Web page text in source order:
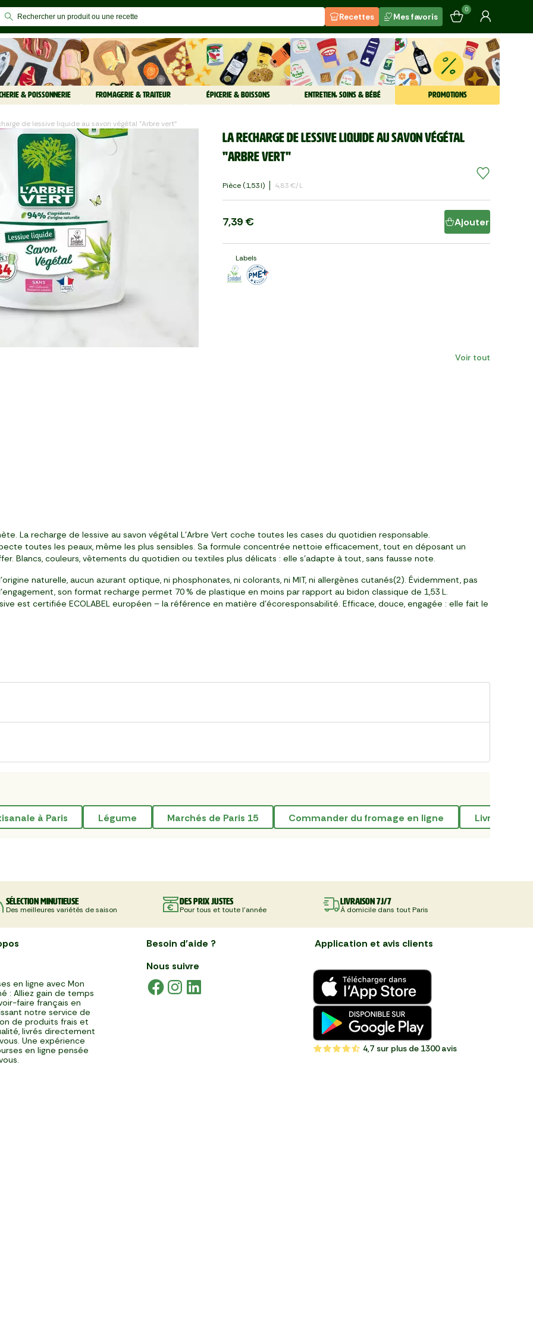
Recettes Mes favoris
0
& POISSONNERIE FROMAGERIE & TRAITEUR ÉPICERIE & BOISSONS ENTRETIEN, SOINS & BÉBÉ PROMOTIONS
de lessive liquide au savon végétal "Arbre vert"
La Recharge de lessive liquide au savon végétal
"Arbre vert"
Pièce (1,53 L) 4,83 €/l
7,39 € Ajouter
Labels
Voir tout
La recharge de lessive au savon végétal L’Arbre Vert coche toutes les cases du quotidien responsable.
toutes les peaux, même les plus sensibles. Sa formule concentrée nettoie efficacement, tout en déposant un
Blancs, couleurs, vêtements du quotidien ou textiles plus délicats : elle s’adapte à tout, sans fausse note.
naturelle, aucun azurant optique, ni phosphonates, ni colorants, ni MIT, ni allergènes cutanés(2). Évidemment, pas
son format recharge permet 70 % de plastique en moins par rapport au bidon classique de 1,53 L.
est certifiée ECOLABEL européen – la référence en matière d’écoresponsabilité. Efficace, douce, engagée : elle fait le
à Paris légume marchés de Paris 15 commander du fromage en ligne livraison
Sélection minutieuse
Des meilleures variétés de saison
Des prix justes
Pour tous et toute l'année
Livraison 7J/7
À domicile dans tout Paris
en ligne avec Mon
: Alliez gain de temps
faire français en
notre service de
de produits frais et
livrés directement
Une expérience
en ligne pensée
Besoin d'aide ?
Nous suivre
Application et avis clients
4,7 sur plus de 1300 avis